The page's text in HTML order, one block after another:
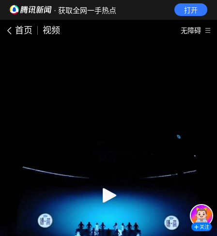
· 获取全网一手热点 打开
首页 视频 无障碍
关注